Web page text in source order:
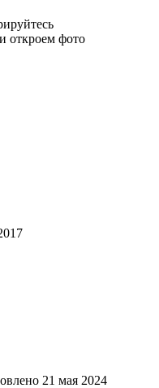
откроем фото
21 мая 2024